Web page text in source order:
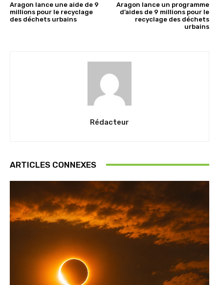
Aragon lance une aide de 9
millions pour le recyclage
des déchets urbains
Aragon lance un programme
d’aides de 9 millions pour le
recyclage des déchets
urbains
Rédacteur
ARTICLES CONNEXES